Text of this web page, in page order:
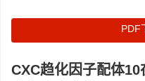
PDF
CXC趋化因子配体